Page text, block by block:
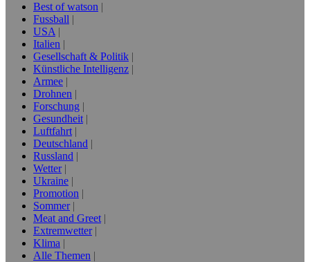
Best of watson
Fussball
USA
Italien
Gesellschaft & Politik
Künstliche Intelligenz
Armee
Drohnen
Forschung
Gesundheit
Luftfahrt
Deutschland
Russland
Wetter
Ukraine
Promotion
Sommer
Meat and Greet
Extremwetter
Klima
Alle Themen